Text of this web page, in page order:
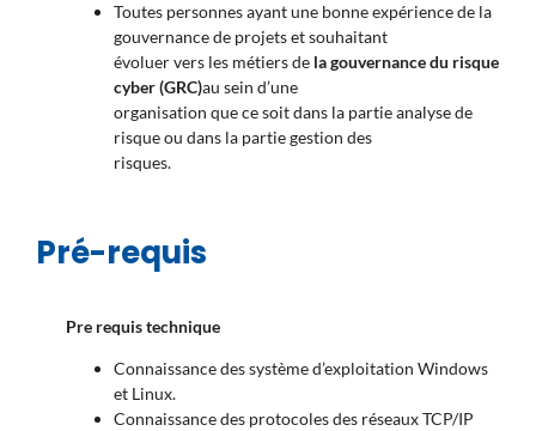
Toutes personnes ayant une bonne expérience de la
gouvernance de projets et souhaitant
évoluer vers les métiers de la gouvernance du risque
cyber (GRC)au sein d’une
organisation que ce soit dans la partie analyse de
risque ou dans la partie gestion des
risques.
Pré-requis
Pre requis technique
Connaissance des système d’exploitation Windows
et Linux.
Connaissance des protocoles des réseaux TCP/IP